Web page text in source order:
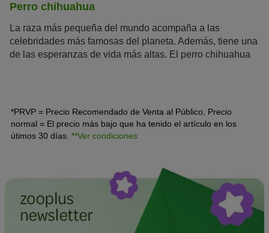
Perro chihuahua
La raza más pequeña del mundo acompaña a las
celebridades más famosas del planeta. Además, tiene una
de las esperanzas de vida más altas. El perro chihuahua
*PRVP = Precio Recomendado de Venta al Público, Precio
normal = El precio más bajo que ha tenido el artículo en los
útimos 30 días. **Ver condiciones